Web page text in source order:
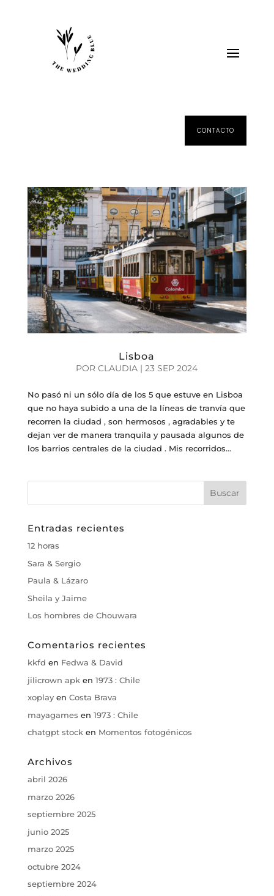
CONTACTO
Lisboa
PORCLAUDIA |23 SEP 2024
No pasó ni un sólo día de los 5 que estuve en Lisboa
que no haya subido a una de la líneas de tranvía que
recorren la ciudad , son hermosos , agradables y te
dejan ver de manera tranquila y pausada algunos de
los barrios centrales de la ciudad . Mis recorridos...
Entradas recientes
12 horas
Sara & Sergio
Paula & Lázaro
Sheila y Jaime
Los hombres de Chouwara
Comentarios recientes
kkfd en Fedwa & David
jilicrown apken 1973 : Chile
xoplayen Costa Brava
mayagames en 1973 : Chile
chatgpt stocken Momentos fotogénicos
Archivos
abril 2026
marzo 2026
septiembre 2025
junio 2025
marzo 2025
octubre 2024
septiembre 2024